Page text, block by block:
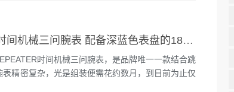
ZEITWERK MINUTE REPEATER时间机械三问腕表 配备深蓝色表盘的18K白色K金款限量版
时间机械三问腕表，是品牌唯一一款结合跳
精密复杂，光是组装便需花约数月，到目前为止仅